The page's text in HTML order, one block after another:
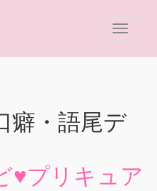
・語尾デ
♥プリキュア